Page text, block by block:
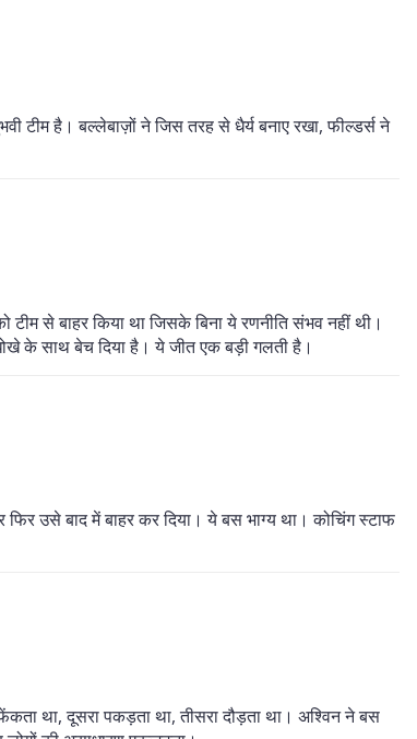
है। बल्लेबाज़ों ने जिस तरह से धैर्य बनाए रखा, फील्डर्स ने
से बाहर किया था जिसके बिना ये रणनीति संभव नहीं थी।
के साथ बेच दिया है। ये जीत एक बड़ी गलती है।
उसे बाद में बाहर कर दिया। ये बस भाग्य था। कोचिंग स्टाफ
था, दूसरा पकड़ता था, तीसरा दौड़ता था। अश्विन ने बस